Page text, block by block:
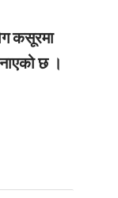
कसूरमा
छ ।